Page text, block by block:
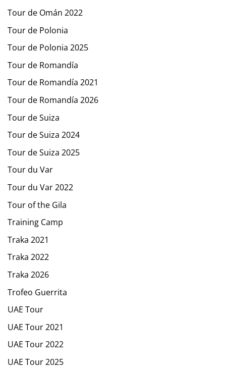
Tour de Omán 2022
Tour de Polonia
Tour de Polonia 2025
Tour de Romandía
Tour de Romandía 2021
Tour de Romandía 2026
Tour de Suiza
Tour de Suiza 2024
Tour de Suiza 2025
Tour du Var
Tour du Var 2022
Tour of the Gila
Training Camp
Traka 2021
Traka 2022
Traka 2026
Trofeo Guerrita
UAE Tour
UAE Tour 2021
UAE Tour 2022
UAE Tour 2025